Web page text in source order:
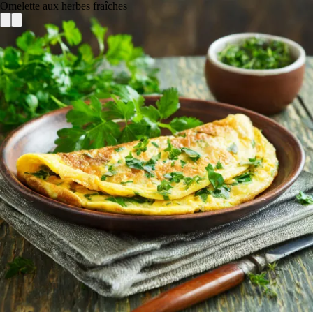
Omelette aux herbes fraîches